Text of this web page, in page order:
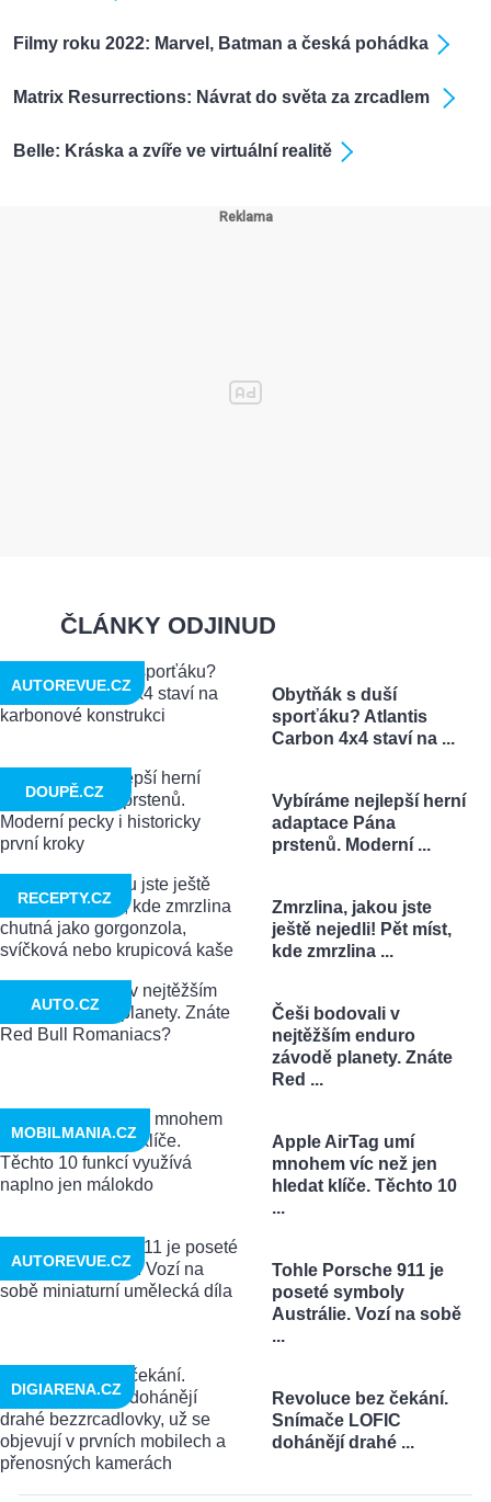
Filmy roku 2022: Marvel, Batman a česká pohádka
Matrix Resurrections: Návrat do světa za zrcadlem
Belle: Kráska a zvíře ve virtuální realitě
ČLÁNKY ODJINUD
Obytňák s duší
sporťáku? Atlantis
Carbon 4x4 staví na ...
AUTOREVUE.CZ
Vybíráme nejlepší herní
adaptace Pána
prstenů. Moderní ...
DOUPĚ.CZ
Zmrzlina, jakou jste
ještě nejedli! Pět míst,
kde zmrzlina ...
RECEPTY.CZ
Češi bodovali v
nejtěžším enduro
závodě planety. Znáte
Red ...
AUTO.CZ
Apple AirTag umí
mnohem víc než jen
hledat klíče. Těchto 10
...
MOBILMANIA.CZ
Tohle Porsche 911 je
poseté symboly
Austrálie. Vozí na sobě
...
AUTOREVUE.CZ
Revoluce bez čekání.
Snímače LOFIC
dohánějí drahé ...
DIGIARENA.CZ